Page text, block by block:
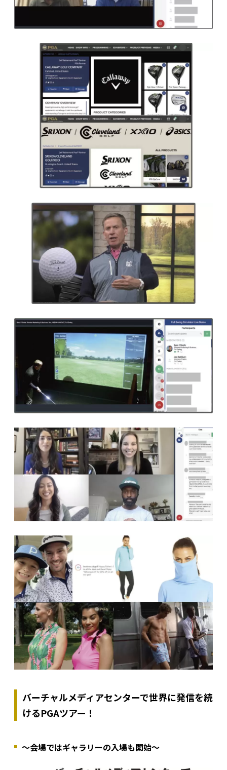
バーチャルメディアセンターで世界に発信を続
けるPGAツアー！
〜会場ではギャラリーの入場も開始〜